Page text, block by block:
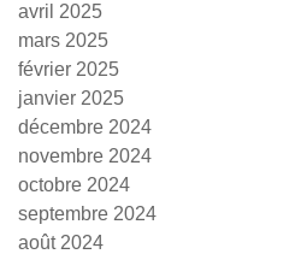
avril 2025
mars 2025
février 2025
janvier 2025
décembre 2024
novembre 2024
octobre 2024
septembre 2024
août 2024